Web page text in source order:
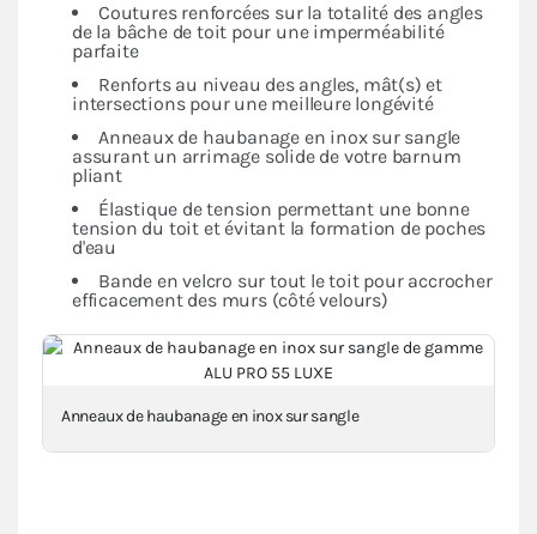
Coutures renforcées sur la totalité des angles
de la bâche de toit pour une imperméabilité
parfaite
Renforts au niveau des angles, mât(s) et
intersections pour une meilleure longévité
Anneaux de haubanage en inox sur sangle
assurant un arrimage solide de votre barnum
pliant
Élastique de tension permettant une bonne
tension du toit et évitant la formation de poches
d'eau
Bande en velcro sur tout le toit pour accrocher
efficacement des murs (côté velours)
Anneaux de haubanage en inox sur sangle